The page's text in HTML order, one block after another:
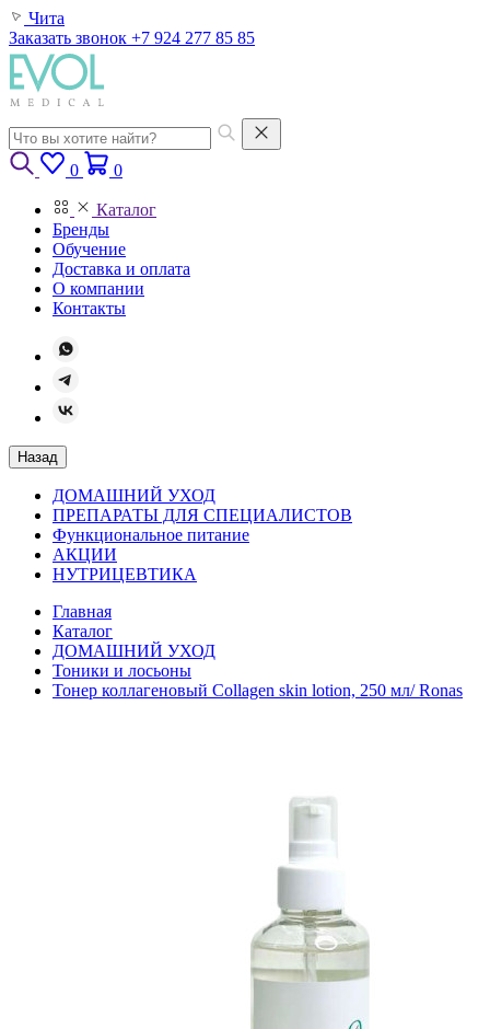
Чита
Заказать звонок +7 924 277 85 85
0 0
Каталог
Бренды
Обучение
Доставка и оплата
О компании
Контакты
Назад
ДОМАШНИЙ УХОД
ПРЕПАРАТЫ ДЛЯ СПЕЦИАЛИСТОВ
Функциональное питание
АКЦИИ
НУТРИЦЕВТИКА
Главная
Каталог
ДОМАШНИЙ УХОД
Тоники и лосьоны
Тонер коллагеновый Collagen skin lotion, 250 мл/ Ronas